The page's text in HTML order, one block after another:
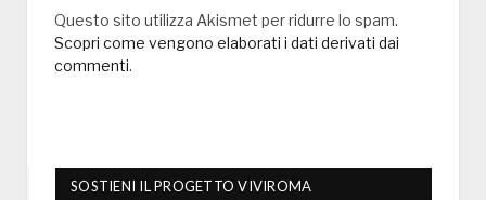
Questo sito utilizza Akismet per ridurre lo spam.
Scopri come vengono elaborati i dati derivati dai
commenti.
SOSTIENI IL PROGETTO VIVIROMA